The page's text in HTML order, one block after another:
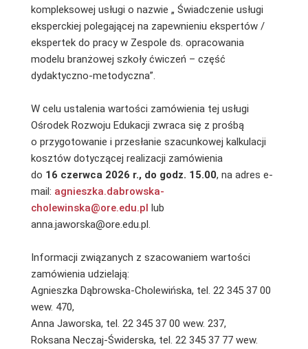
kompleksowej usługi o nazwie „ Świadczenie usługi
eksperckiej polegającej na zapewnieniu ekspertów /
ekspertek do pracy w Zespole ds. opracowania
modelu branżowej szkoły ćwiczeń – część
dydaktyczno-metodyczna”.
W celu ustalenia wartości zamówienia tej usługi
Ośrodek Rozwoju Edukacji zwraca się z prośbą
o przygotowanie i przesłanie szacunkowej kalkulacji
kosztów dotyczącej realizacji zamówienia
do 16 czerwca 2026 r., do godz. 15.00, na adres e-
mail: agnieszka.dabrowska-
cholewinska@ore.edu.pl lub
anna.jaworska@ore.edu.pl.
Informacji związanych z szacowaniem wartości
zamówienia udzielają:
Agnieszka Dąbrowska-Cholewińska, tel. 22 345 37 00
wew. 470,
Anna Jaworska, tel. 22 345 37 00 wew. 237,
Roksana Neczaj-Świderska, tel. 22 345 37 77 wew.